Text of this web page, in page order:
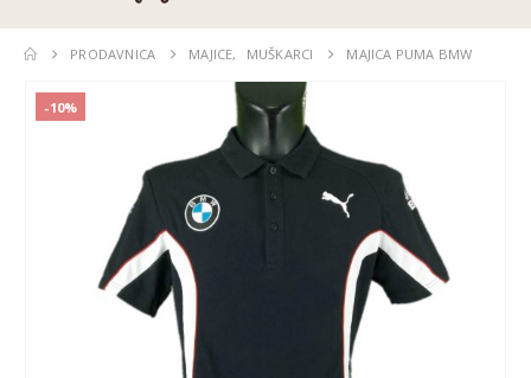
PRODAVNICA MAJICE, MUŠKARCI MAJICA PUMA BMW
-10%